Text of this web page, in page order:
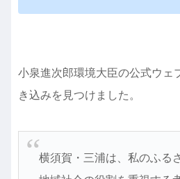
小泉進次郎環境大臣の公式ウェ
き込みを見つけました。
横須賀・三浦は、私のふる